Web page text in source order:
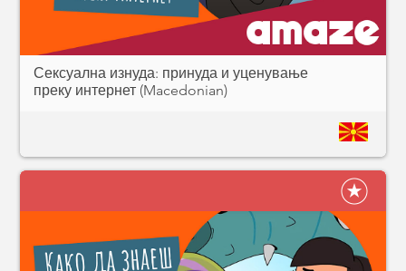
Сексуална изнуда: принуда и уценување
преку интернет (Macedonian)